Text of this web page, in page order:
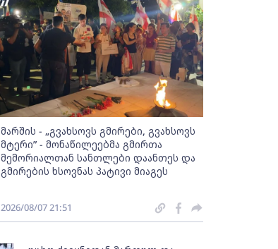
მარშის - „გვახსოვს გმირები, გვახსოვს
მტერი” - მონაწილეებმა გმირთა
მემორიალთან სანთლები დაანთეს და
გმირების ხსოვნას პატივი მიაგეს
2026/08/07 21:51